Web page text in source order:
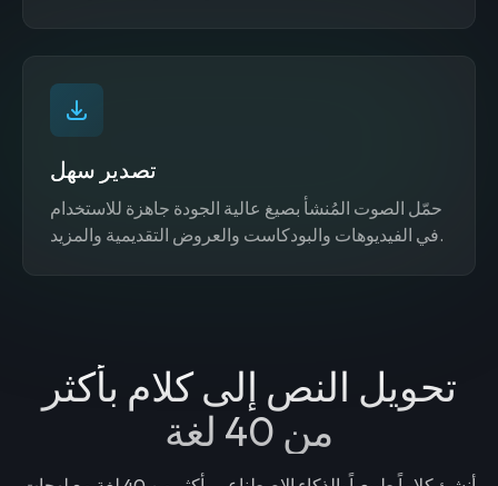
تصدير سهل
حمّل الصوت المُنشأ بصيغ عالية الجودة جاهزة للاستخدام
في الفيديوهات والبودكاست والعروض التقديمية والمزيد.
تحويل النص إلى كلام بأكثر
من 40 لغة